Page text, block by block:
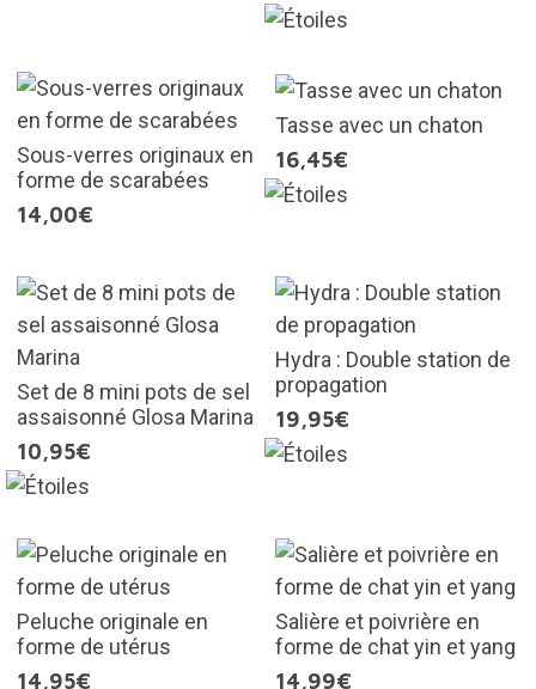
Sous-verres originaux en
forme de scarabées
14,00€
Tasse avec un chaton
16,45€
Set de 8 mini pots de sel
assaisonné Glosa Marina
10,95€
Hydra : Double station de
propagation
19,95€
Peluche originale en
forme de utérus
14,95€
Salière et poivrière en
forme de chat yin et yang
14,99€